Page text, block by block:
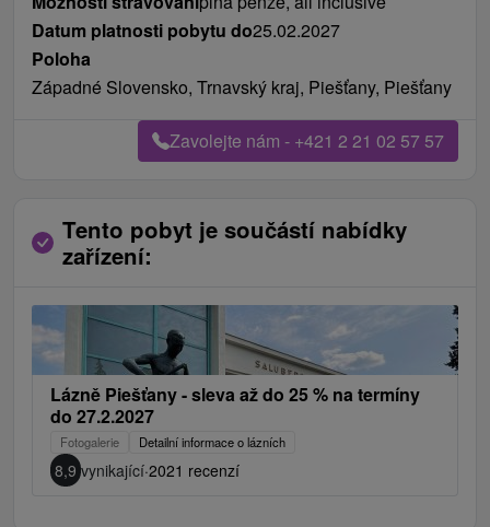
Datum platnosti pobytu do25.02.2027
Poloha
Západné Slovensko, Trnavský kraj, Piešťany, Piešťany
Zavolejte nám - +421 2 21 02 57 57
Tento pobyt je součástí nabídky
zařízení:
Lázně Piešťany - sleva až do 25 % na termíny
do 27.2.2027
Fotogalerie Detailní informace o lázních
8,9 vynikající·2021 recenzí